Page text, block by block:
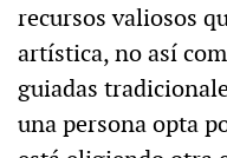
recursos valiosos
artística, no así
guiadas
una persona opta